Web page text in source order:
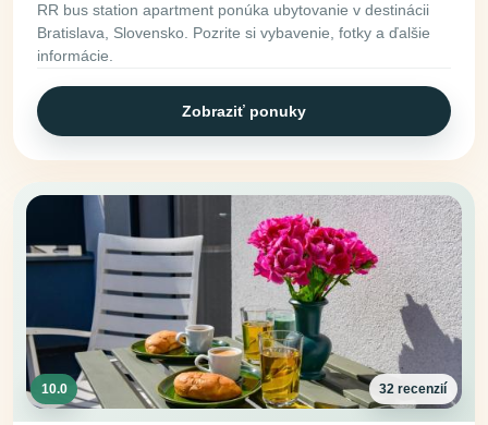
RR bus station apartment ponúka ubytovanie v destinácii
Bratislava, Slovensko. Pozrite si vybavenie, fotky a ďalšie
informácie.
Zobraziť ponuky
10.0 32 recenzií